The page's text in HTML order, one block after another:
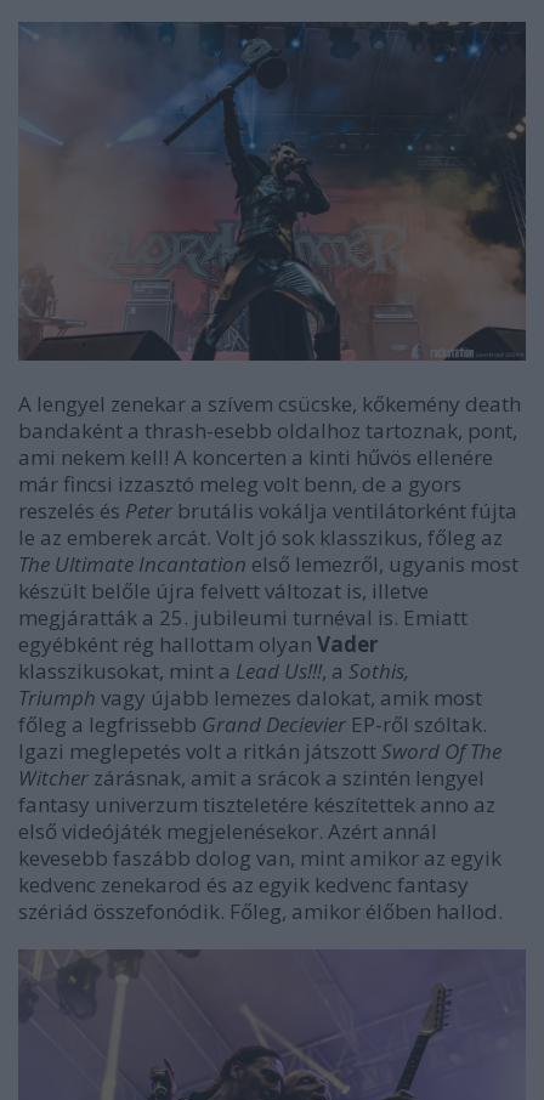
A lengyel zenekar a szívem csücske, kőkemény death
bandaként a thrash-esebb oldalhoz tartoznak, pont,
ami nekem kell! A koncerten a kinti hűvös ellenére
már fincsi izzasztó meleg volt benn, de a gyors
reszelés és Peter brutális vokálja ventilátorként fújta
le az emberek arcát. Volt jó sok klasszikus, főleg az
The Ultimate Incantation első lemezről, ugyanis most
készült belőle újra felvett változat is, illetve
megjáratták a 25. jubileumi turnéval is. Emiatt
egyébként rég hallottam olyan Vader
klasszikusokat, mint a Lead Us!!!, a Sothis,
Triumph vagy újabb lemezes dalokat, amik most
főleg a legfrissebb Grand Decievier EP-ről szóltak.
Igazi meglepetés volt a ritkán játszott Sword Of The
Witcher zárásnak, amit a srácok a szintén lengyel
fantasy univerzum tiszteletére készítettek anno az
első videójáték megjelenésekor. Azért annál
kevesebb faszább dolog van, mint amikor az egyik
kedvenc zenekarod és az egyik kedvenc fantasy
szériád összefonódik. Főleg, amikor élőben hallod.